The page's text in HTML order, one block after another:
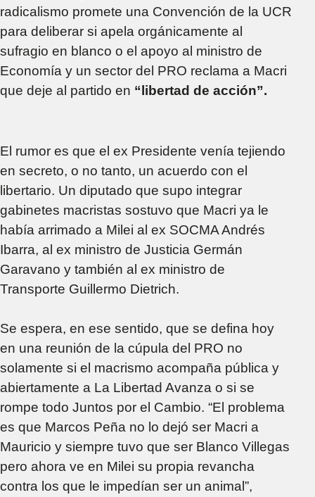
radicalismo promete una Convención de la UCR
para deliberar si apela orgánicamente al
sufragio en blanco o el apoyo al ministro de
Economía y un sector del PRO reclama a Macri
que deje al partido en “libertad de acción”.
El rumor es que el ex Presidente venía tejiendo
en secreto, o no tanto, un acuerdo con el
libertario. Un diputado que supo integrar
gabinetes macristas sostuvo que Macri ya le
había arrimado a Milei al ex SOCMA Andrés
Ibarra, al ex ministro de Justicia Germán
Garavano y también al ex ministro de
Transporte Guillermo Dietrich.
Se espera, en ese sentido, que se defina hoy
en una reunión de la cúpula del PRO no
solamente si el macrismo acompaña pública y
abiertamente a La Libertad Avanza o si se
rompe todo Juntos por el Cambio. “El problema
es que Marcos Peña no lo dejó ser Macri a
Mauricio y siempre tuvo que ser Blanco Villegas
pero ahora ve en Milei su propia revancha
contra los que le impedían ser un animal”,